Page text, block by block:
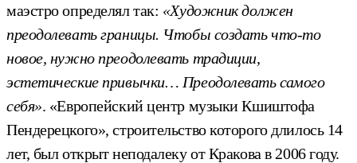
маэстро определял так: «Художник должен
преодолевать границы. Чтобы создать что-то
новое, нужно преодолевать традиции,
эстетические привычки… Преодолевать самого
себя». «Европейский центр музыки Кшиштофа
Пендерецкого», строительство которого длилось 14
лет, был открыт неподалеку от Кракова в 2006 году.